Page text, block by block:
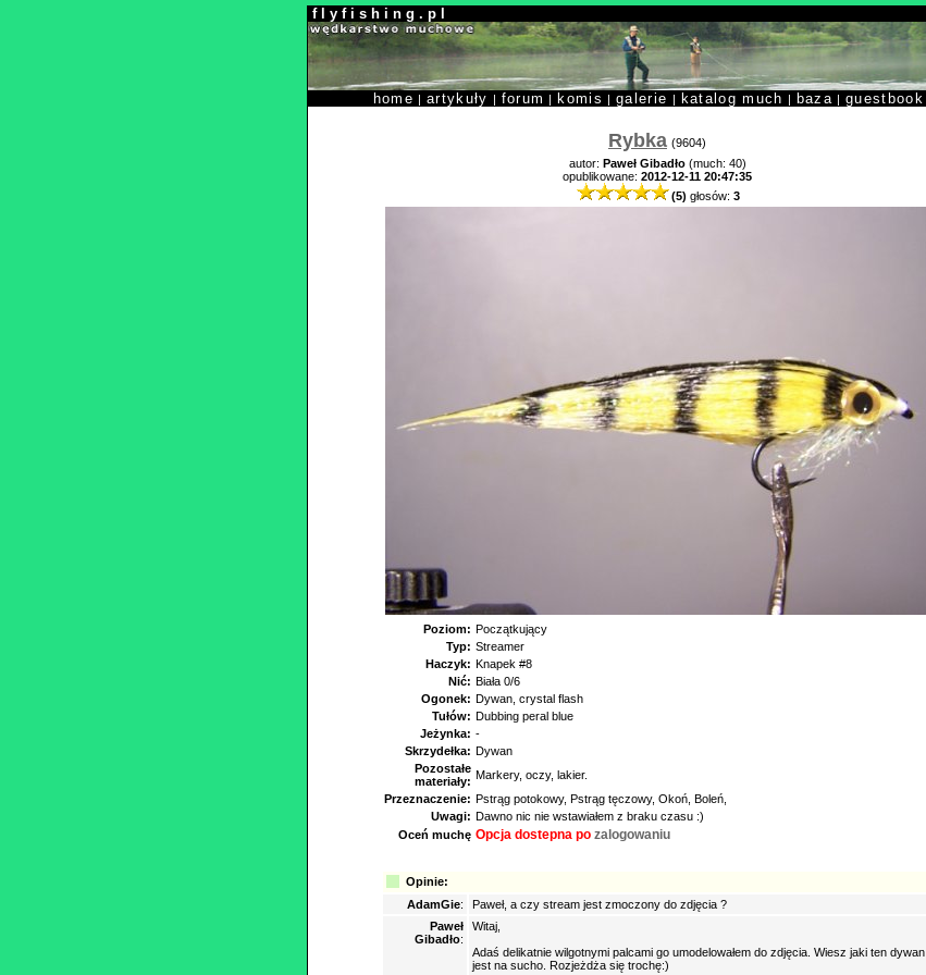
f l y f i s h i n g . p l
home |artykuły | forum | komis |galerie | katalog much | baza | guestbook
Rybka (9604)
autor: Paweł Gibadło(much: 40)
opublikowane: 2012-12-11 20:47:35
(5) głosów: 3
Poziom: Początkujący
Typ: Streamer
Haczyk: Knapek #8
Nić: Biała 0/6
Ogonek: Dywan, crystal flash
Tułów: Dubbing peral blue
Jeżynka: -
Skrzydełka: Dywan
Pozostałe
materiały: Markery, oczy, lakier.
Przeznaczenie: Pstrąg potokowy, Pstrąg tęczowy, Okoń, Boleń,
Uwagi: Dawno nic nie wstawiałem z braku czasu :)
Oceń muchę Opcja dostepna po zalogowaniu
Opinie:
AdamGie:
Paweł, a czy stream jest zmoczony do zdjęcia ?
Paweł
Gibadło:
Witaj,
Adaś delikatnie wilgotnymi palcami go umodelowałem do zdjęcia. Wiesz jaki ten dywan
jest na sucho. Rozjeżdża się trochę:)